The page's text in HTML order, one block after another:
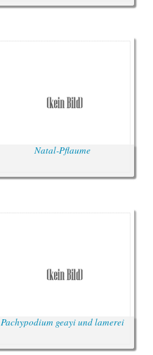
Natal-Pflaume
Pachypodium geayi und lamerei